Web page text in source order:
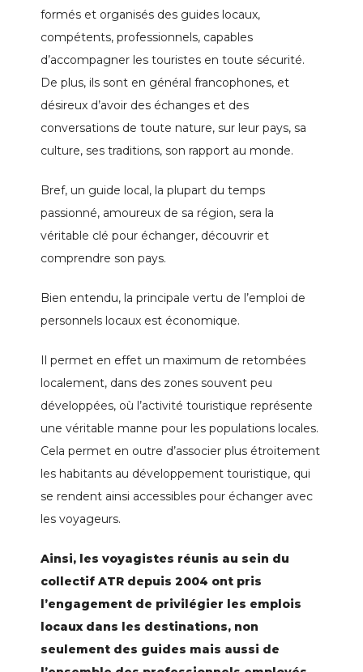
formés et organisés des guides locaux,
compétents, professionnels, capables
d’accompagner les touristes en toute sécurité.
De plus, ils sont en général francophones, et
désireux d’avoir des échanges et des
conversations de toute nature, sur leur pays, sa
culture, ses traditions, son rapport au monde.
Bref, un guide local, la plupart du temps
passionné, amoureux de sa région, sera la
véritable clé pour échanger, découvrir et
comprendre son pays.
Bien entendu, la principale vertu de l’emploi de
personnels locaux est économique.
Il permet en effet un maximum de retombées
localement, dans des zones souvent peu
développées, où l’activité touristique représente
une véritable manne pour les populations locales.
Cela permet en outre d’associer plus étroitement
les habitants au développement touristique, qui
se rendent ainsi accessibles pour échanger avec
les voyageurs.
Ainsi, les voyagistes réunis au sein du
collectif ATR depuis 2004 ont pris
l’engagement de privilégier les emplois
locaux dans les destinations, non
seulement des guides mais aussi de